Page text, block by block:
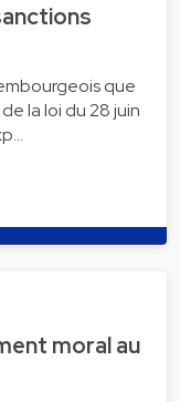
que
la loi du 28 juin
moral au